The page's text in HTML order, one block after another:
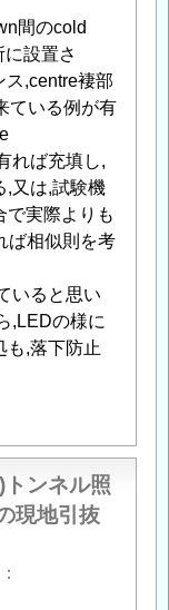
間のcold
設置さ
,centre褄部
ている例が有
れば充填し,
,又は,試験機
で実際よりも
ば相似則を考
いると思い
,LEDの様に
も,落下防止
ンネル照
現地引抜